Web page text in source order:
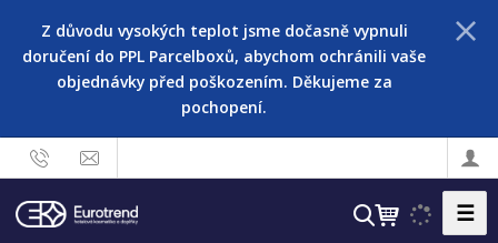
Z důvodu vysokých teplot jsme dočasně vypnuli
doručení do PPL Parcelboxů, abychom ochránili vaše
objednávky před poškozením. Děkujeme za
pochopení.
V
☰